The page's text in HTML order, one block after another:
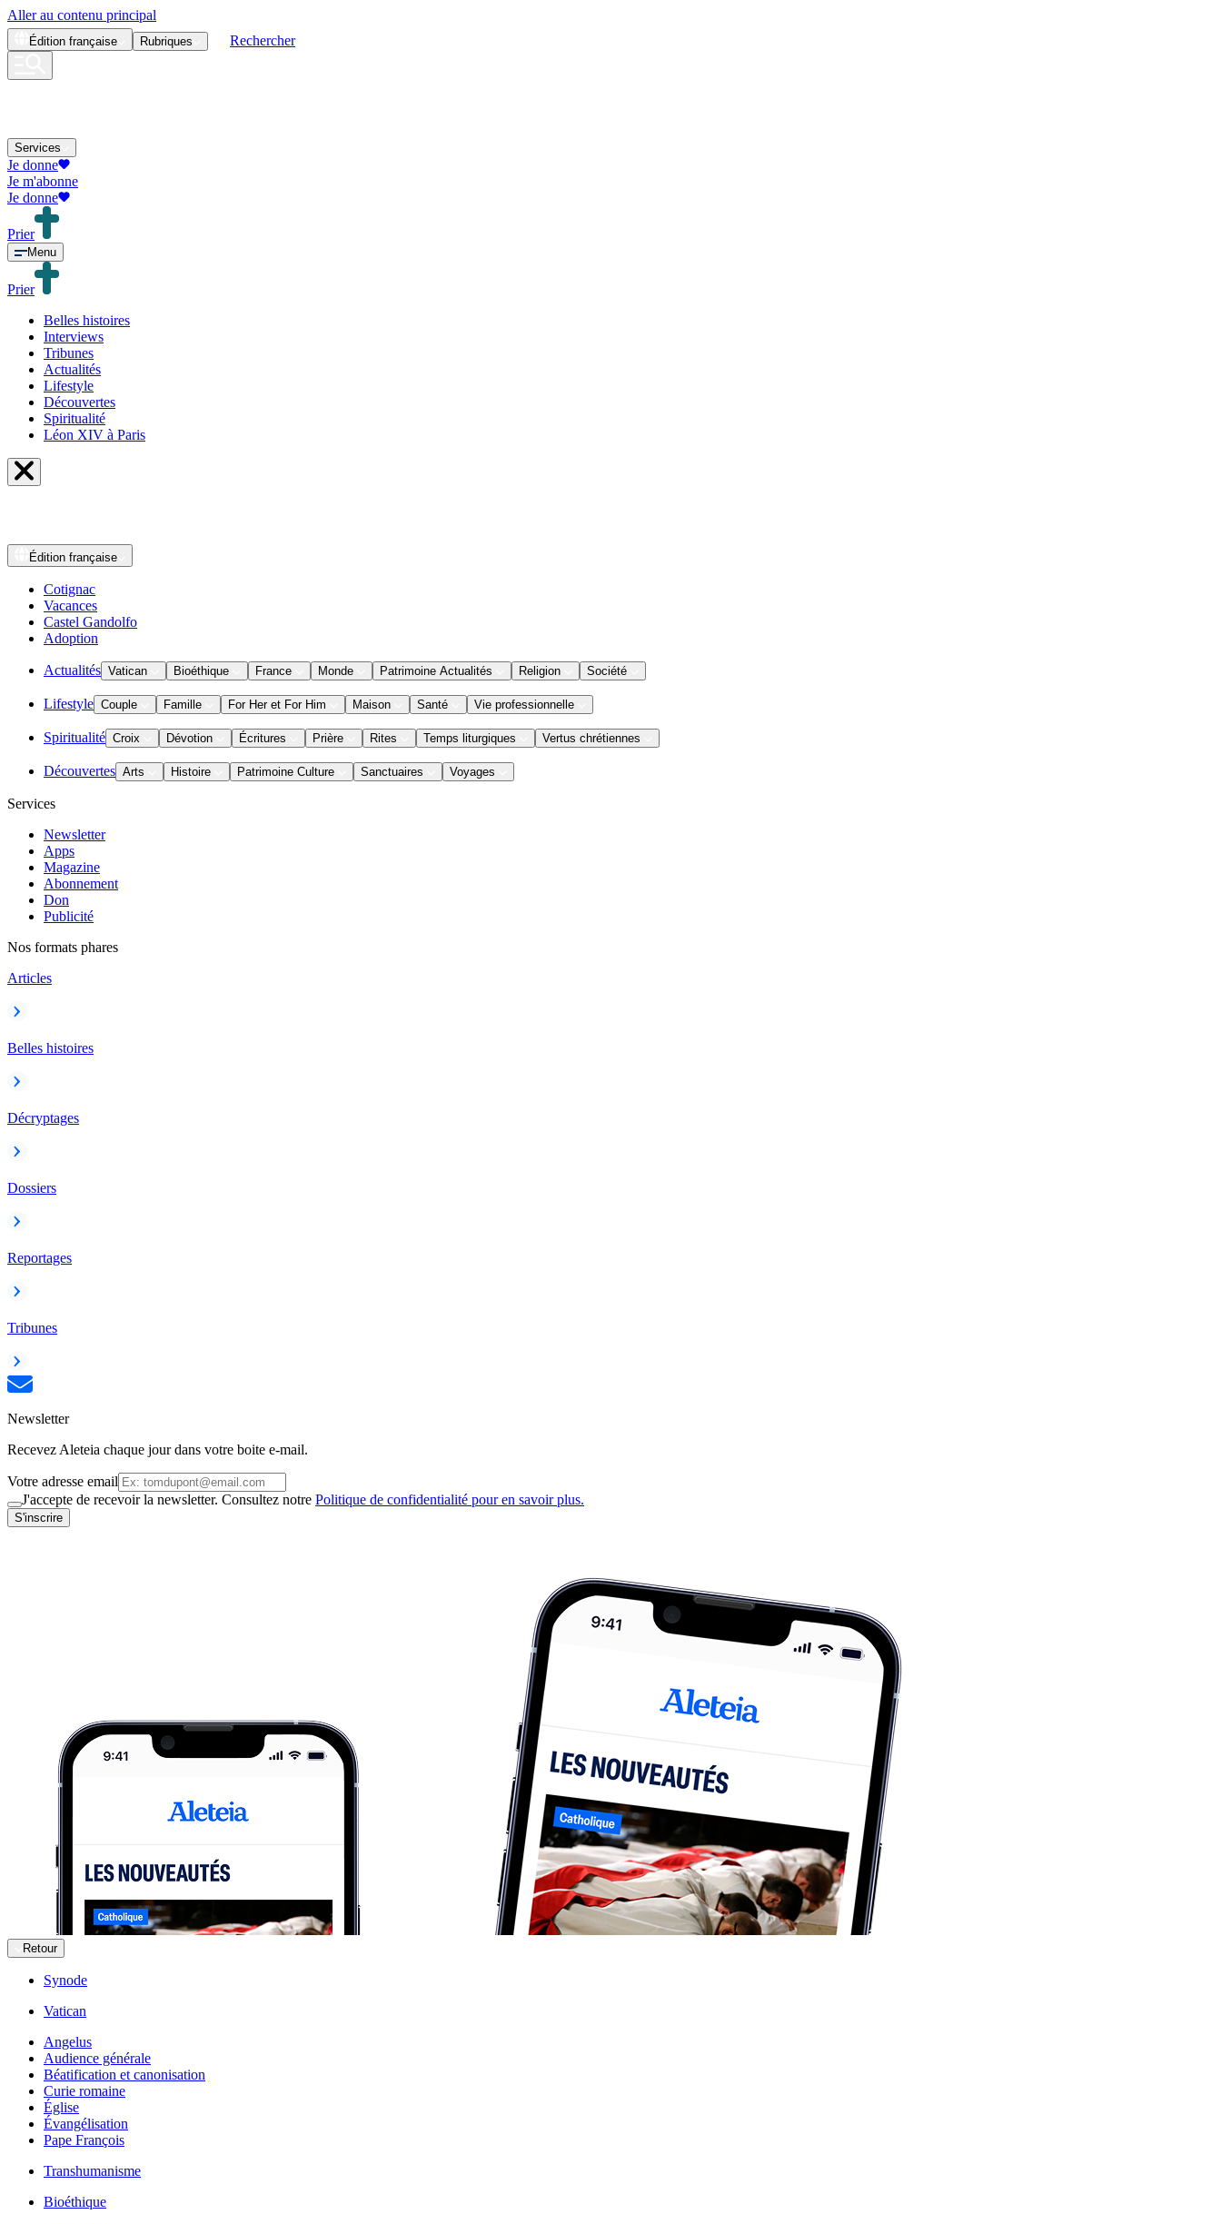
Aller au contenu principal
Édition française Rubriques Rechercher
Services
Je donne
Je m'abonne
Je donne
Prier
Menu
Prier
Belles histoires
Interviews
Tribunes
Actualités
Lifestyle
Découvertes
Spiritualité
Léon XIV à Paris
Édition française
Cotignac
Vacances
Castel Gandolfo
Adoption
Actualités Vatican Bioéthique France Monde Patrimoine Actualités Religion Société
Lifestyle Couple Famille For Her et For Him Maison Santé Vie professionnelle
Spiritualité Croix Dévotion Écritures Prière Rites Temps liturgiques Vertus chrétiennes
Découvertes Arts Histoire Patrimoine Culture Sanctuaires Voyages
Services
Newsletter
Apps
Magazine
Abonnement
Don
Publicité
Nos formats phares
Articles
Belles histoires
Décryptages
Dossiers
Reportages
Tribunes
Newsletter
Recevez Aleteia chaque jour dans votre boite e-mail.
Votre adresse email
J'accepte de recevoir la newsletter. Consultez notre Politique de confidentialité pour en savoir plus.
S'inscrire
Retour
Synode
Vatican
Angelus
Audience générale
Béatification et canonisation
Curie romaine
Église
Évangélisation
Pape François
Transhumanisme
Bioéthique